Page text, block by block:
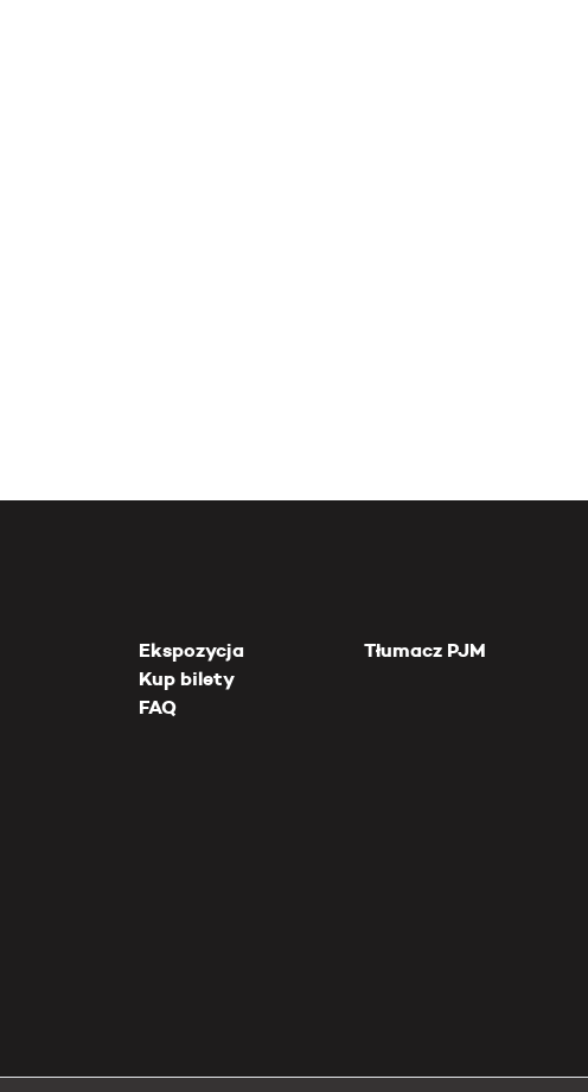
Ekspozycja
Kup bilety
FAQ
Tłumacz PJM